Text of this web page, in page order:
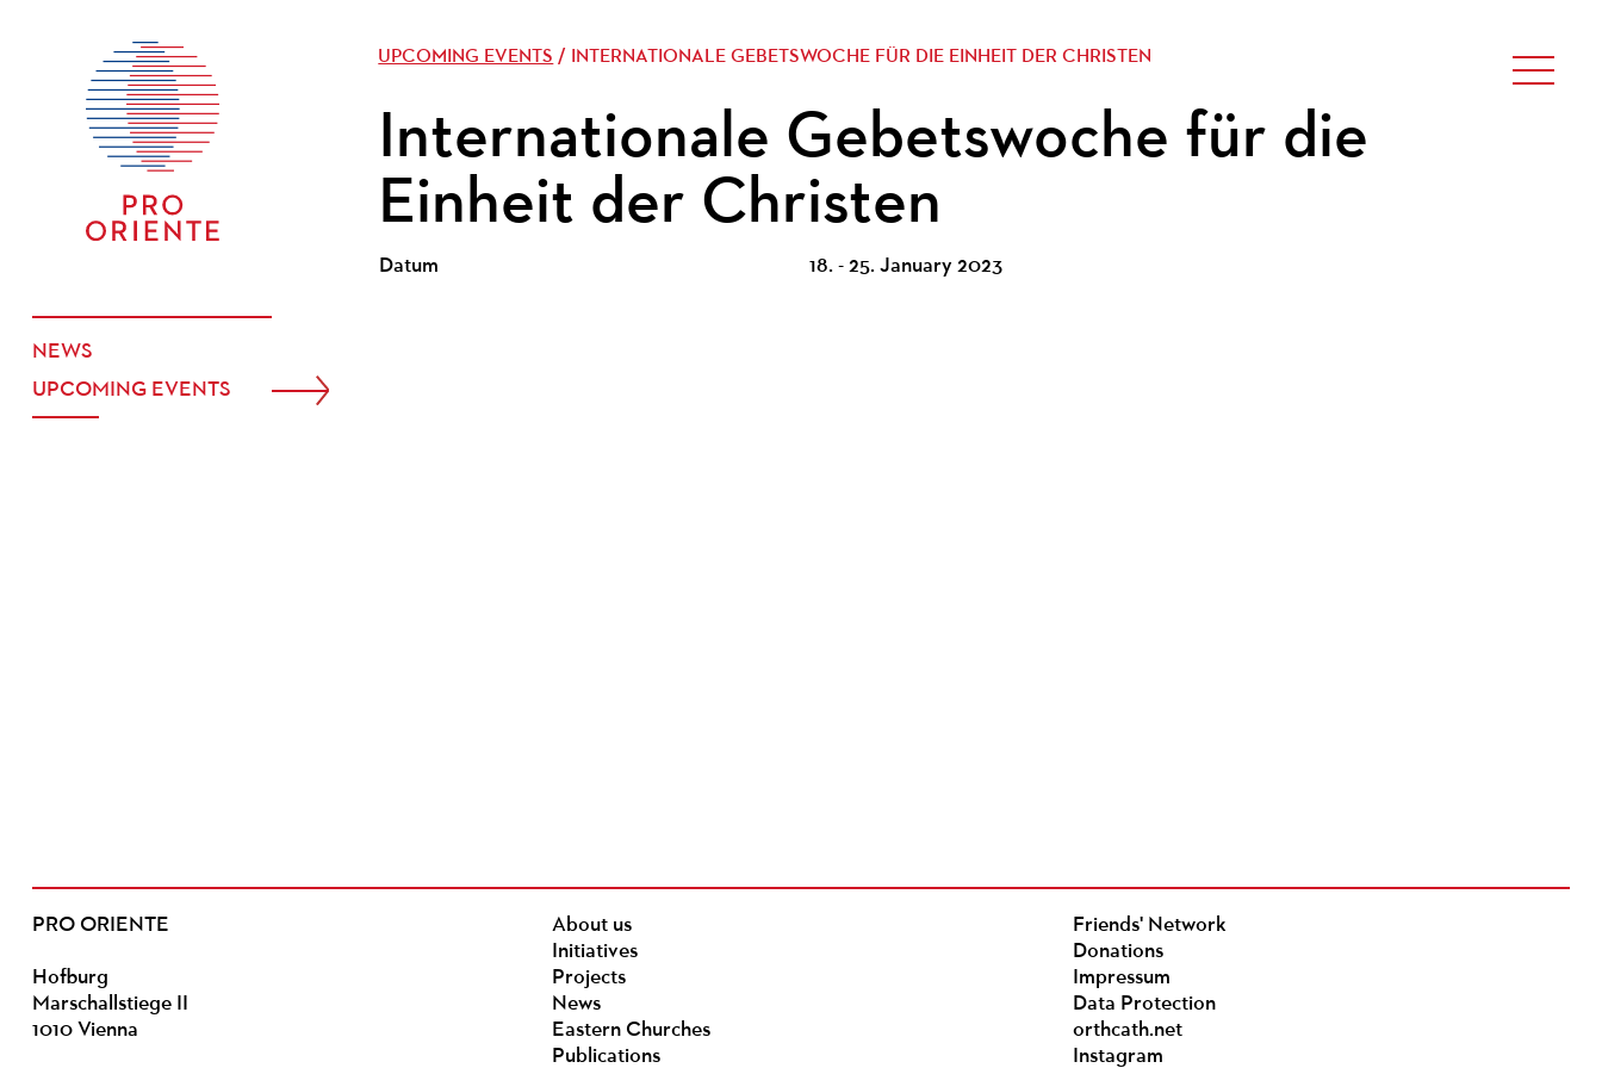
NEWS
UPCOMING EVENTS
UPCOMING EVENTS / INTERNATIONALE GEBETSWOCHE FÜR DIE EINHEIT DER CHRISTEN
Internationale Gebetswoche für die
Einheit der Christen
Datum 18. - 25. January 2023
PRO ORIENTE
Hofburg
Marschallstiege II
1010 Vienna
About us
Initiatives
Projects
News
Eastern Churches
Publications
Friends' Network
Donations
Impressum
Data Protection
orthcath.net
Instagram